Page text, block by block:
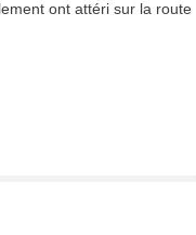
ont attéri sur la route